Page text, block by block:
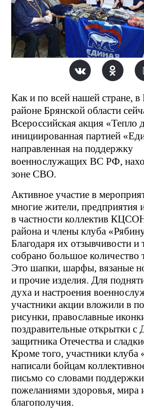
Как и по всей нашей стране, в
районе Брянской области
Всероссийская акция «Тепло
инициированная партией
направленная на поддержку
военнослужащих ВС РФ,
зоне СВО.
Активное участие в
многие жители, предприятия
в частности коллектив
района и члены клуба
Благодаря их отзывчивости и
собрано большое количество
Это шапки, шарфы, вязаные
и прочие изделия. Для
духа и настроения
участники акции вложили в
рисунки, православные
поздравительные открытки с
защитника Отечества и
Кроме того, участники клуба
написали бойцам
письмо со словами
пожеланиями здоровья, мира
благополучия.